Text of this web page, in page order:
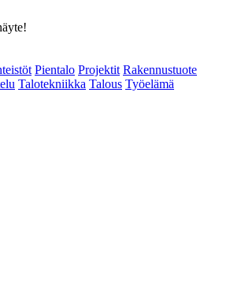
Pientalo Projektit Rakennustuote
Talotekniikka Talous Työelämä